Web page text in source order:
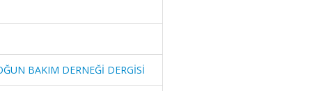
BAKIM DERNEĞİ DERGİSİ